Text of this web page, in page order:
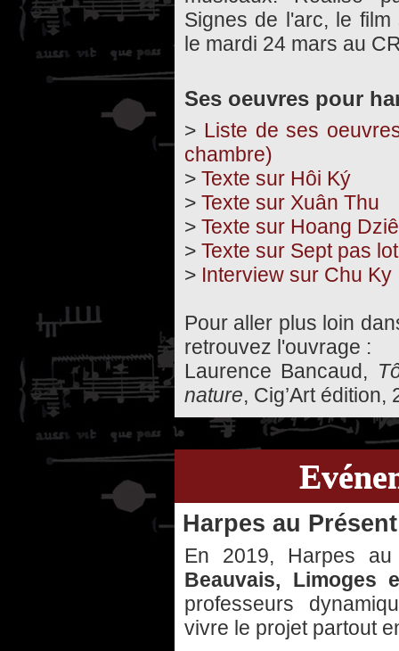
Signes de l'arc, le
le mardi 24 mars au
Ses oeuvres pour
> Liste de ses
chambre)
> Texte sur Hôi Ký
> Texte sur Xuân Thu
> Texte sur Hoang
> Texte sur Sept pas
> Interview sur Chu
Pour aller plus loin
retrouvez l'ouvrage :
Laurence Bancaud,
nature, Cig’Art édition,
Harpes au Présent
En 2019, Harpes
Beauvais, Limoges
professeurs
vivre le projet partout